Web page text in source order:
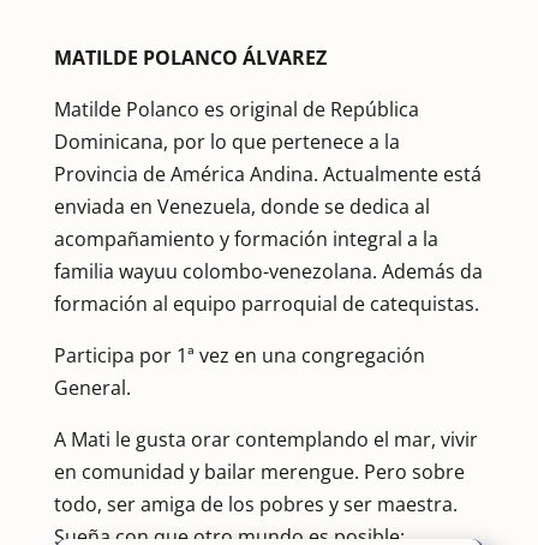
MATILDE POLANCO ÁLVAREZ
Matilde Polanco es original de República
Dominicana, por lo que pertenece a la
Provincia de América Andina. Actualmente está
enviada en Venezuela, donde se dedica al
acompañamiento y formación integral a la
familia wayuu colombo-venezolana. Además da
formación al equipo parroquial de catequistas.
Participa por 1ª vez en una congregación
General.
A Mati le gusta orar contemplando el mar, vivir
en comunidad y bailar merengue. Pero sobre
todo, ser amiga de los pobres y ser maestra.
Sueña con que otro mundo es posible: